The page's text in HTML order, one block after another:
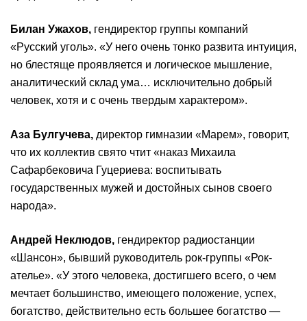
Билан Ужахов, гендиректор группы компаний
«Русский уголь». «У него очень тонко развита интуиция,
но блестяще проявляется и логическое мышление,
аналитический склад ума… исключительно добрый
человек, хотя и с очень твердым характером».
Аза Булгучева, директор гимназии «Марем», говорит,
что их коллектив свято чтит «наказ Михаила
Сафарбековича Гуцериева: воспитывать
государственных мужей и достойных сынов своего
народа».
Андрей Неклюдов, гендиректор радиостанции
«Шансон», бывший руководитель рок-группы «Рок-
ателье». «У этого человека, достигшего всего, о чем
мечтает большинство, имеющего положение, успех,
богатство, действительно есть большее богатство —